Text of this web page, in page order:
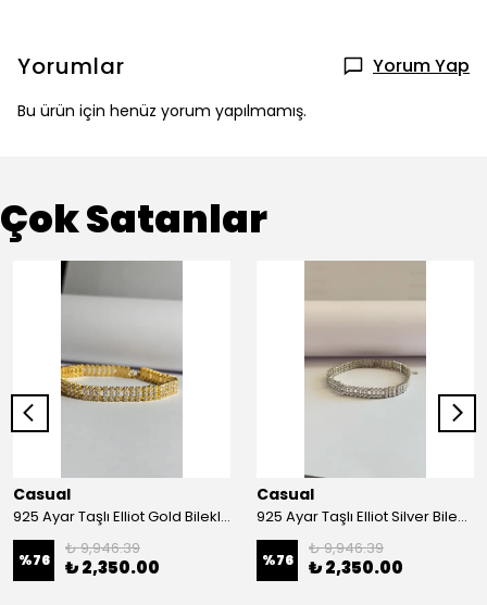
Yorumlar Yorum Yap
Bu ürün için henüz yorum yapılmamış.
Çok Satanlar
Casual
925 Ayar Taşlı Elliot Gold Bileklik
%76
₺ 9,946.39
₺ 2,350.00
Casual
925 Ayar Taşlı Elliot Silver Bileklik
%76
₺ 9,946.39
₺ 2,350.00